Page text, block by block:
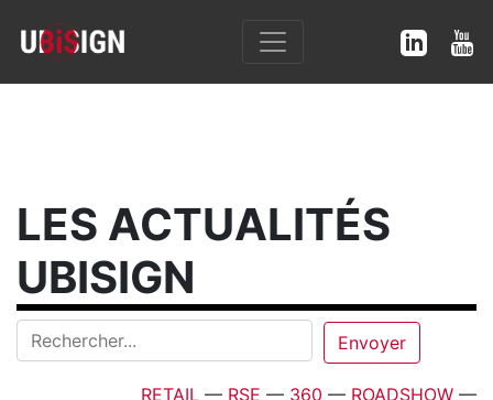
LES ACTUALITÉS
UBISIGN
RETAIL — RSE — 360 — ROADSHOW —